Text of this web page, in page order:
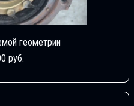
геометрии
руб.